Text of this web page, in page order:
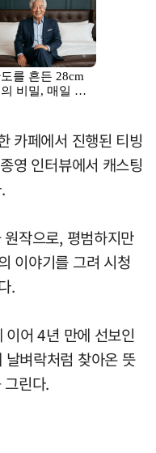
카페에서 진행된 티빙
영 인터뷰에서 캐스팅
작으로, 평범하지만
이야기를 그려 시청
.
어 4년 만에 선보인
벼락처럼 찾아온 뜻
린다.